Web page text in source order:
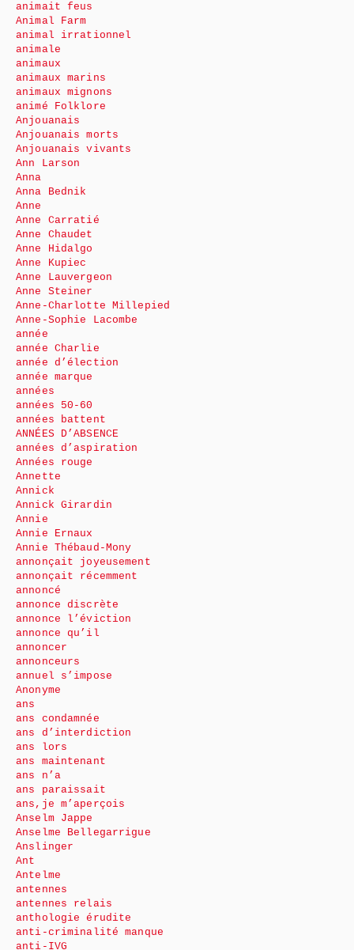
animait feus
Animal Farm
animal irrationnel
animale
animaux
animaux marins
animaux mignons
animé Folklore
Anjouanais
Anjouanais morts
Anjouanais vivants
Ann Larson
Anna
Anna Bednik
Anne
Anne Carratié
Anne Chaudet
Anne Hidalgo
Anne Kupiec
Anne Lauvergeon
Anne Steiner
Anne-Charlotte Millepied
Anne-Sophie Lacombe
année
année Charlie
année d’élection
année marque
années
années 50-60
années battent
ANNÉES D’ABSENCE
années d’aspiration
Années rouge
Annette
Annick
Annick Girardin
Annie
Annie Ernaux
Annie Thébaud-Mony
annonçait joyeusement
annonçait récemment
annoncé
annonce discrète
annonce l’éviction
annonce qu’il
annoncer
annonceurs
annuel s’impose
Anonyme
ans
ans condamnée
ans d’interdiction
ans lors
ans maintenant
ans n’a
ans paraissait
ans,je m’aperçois
Anselm Jappe
Anselme Bellegarrigue
Anslinger
Ant
Antelme
antennes
antennes relais
anthologie érudite
anti-criminalité manque
anti-IVG